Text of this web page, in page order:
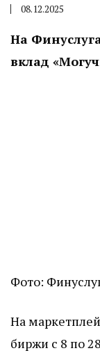
08.12.2025
На
вклад
Фото:
На
биржи с 8 по